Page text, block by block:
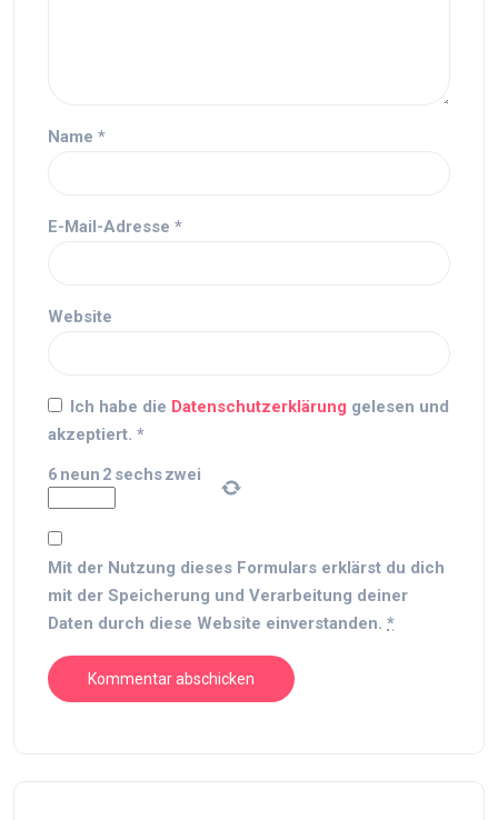
Name *
E-Mail-Adresse *
Website
Ich habe die Datenschutzerklärung gelesen und
akzeptiert. *
6 neun 2 sechszwei
Mit der Nutzung dieses Formulars erklärst du dich
mit der Speicherung und Verarbeitung deiner
Daten durch diese Website einverstanden. *